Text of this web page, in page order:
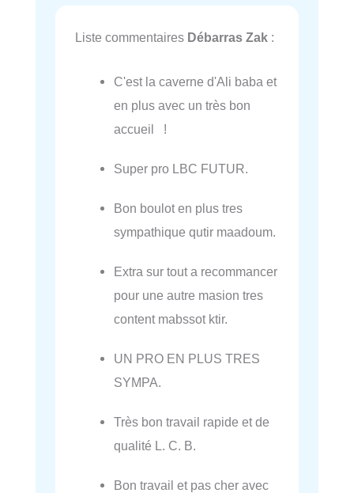
Liste commentaires Débarras Zak :
C'est la caverne d'Ali baba et
en plus avec un très bon
accueil !
Super pro LBC FUTUR.
Bon boulot en plus tres
sympathique qutir maadoum.
Extra sur tout a recommancer
pour une autre masion tres
content mabssot ktir.
UN PRO EN PLUS TRES
SYMPA.
Très bon travail rapide et de
qualité L. C. B.
Bon travail et pas cher avec